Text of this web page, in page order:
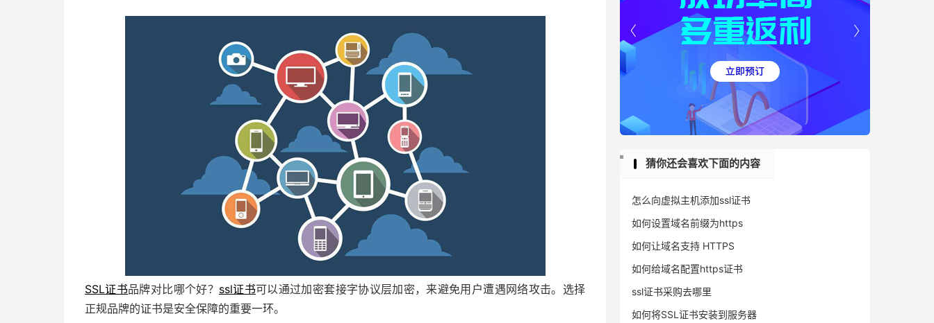
SSL证书品牌对比哪个好？ ssl证书可以通过加密套接字协议层加密，来避免用户遭遇网络攻击。选择
正规品牌的证书是安全保障的重要一环。


猜你还会喜欢下面的内容
怎么向虚拟主机添加ssl证书
如何设置域名前缀为https
如何让域名支持 HTTPS
如何给域名配置https证书
ssl证书采购去哪里
如何将SSL证书安装到服务器